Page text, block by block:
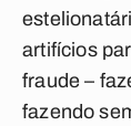
artifícios
fraude –
fazendo